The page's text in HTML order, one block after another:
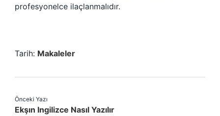
profesyonelce ilaçlanmalıdır.
Tarih: Makaleler
Önceki Yazı
Ekşın Ingilizce Nasıl Yazılır